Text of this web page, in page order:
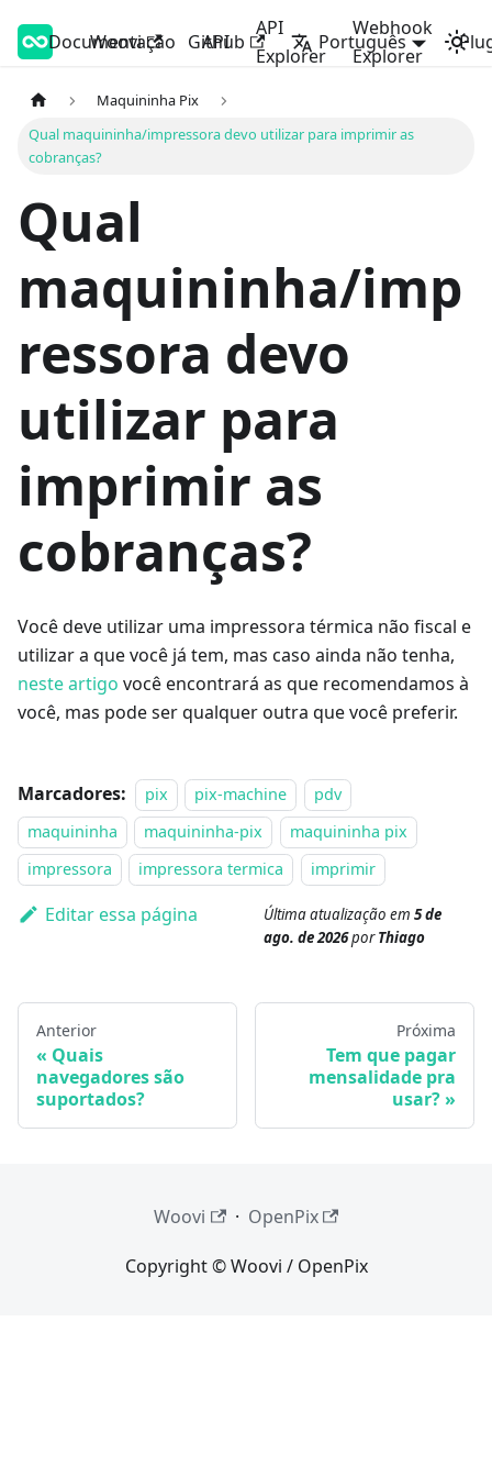
Woovi Developers
Documentação API
API
Explorer
Webhook
Explorer
Woovi Github Português
Maquininha Pix
Qual maquininha/impressora devo utilizar para imprimir as
cobranças?
Qual
maquininha/imp
ressora devo
utilizar para
imprimir as
cobranças?
Você deve utilizar uma impressora térmica não fiscal e
utilizar a que você já tem, mas caso ainda não tenha,
neste artigo você encontrará as que recomendamos à
você, mas pode ser qualquer outra que você preferir.
Marcadores: pix pix-machine
pdv
maquininha
maquininha-pix
maquininha pix
impressora
impressora termica imprimir
Editar essa página Última atualização em 5 de
ago. de 2026porThiago
Anterior
Quais
navegadores são
suportados?
Próxima
Tem que pagar
mensalidade pra
usar?
Woovi · OpenPix
Copyright © Woovi / OpenPix